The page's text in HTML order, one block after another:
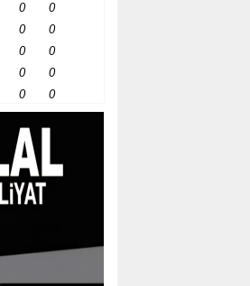
0
0
0
0
0
0
0
0
0 0